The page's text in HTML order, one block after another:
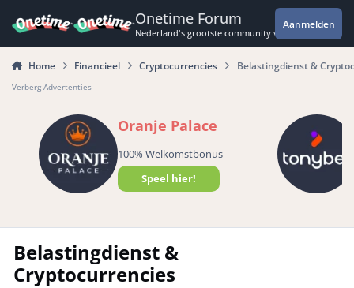
Onetime Forum
Nederland's grootste community voor de
Aanmelden
Home Financieel Cryptocurrencies Belastingdienst &
Verberg Advertenties
Oranje Palace
100% Welkomstbonus
Speel hier!
Belastingdienst &
Cryptocurrencies